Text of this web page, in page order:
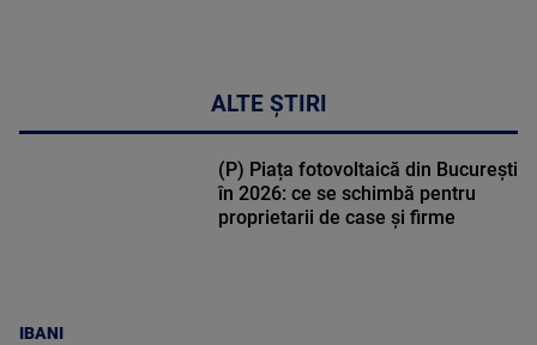
ALTE ȘTIRI
IBANI
(P) Piața fotovoltaică din București
în 2026: ce se schimbă pentru
proprietarii de case și firme